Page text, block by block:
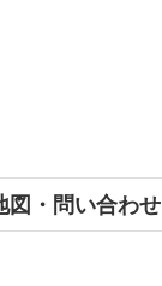
図・問い合わせ